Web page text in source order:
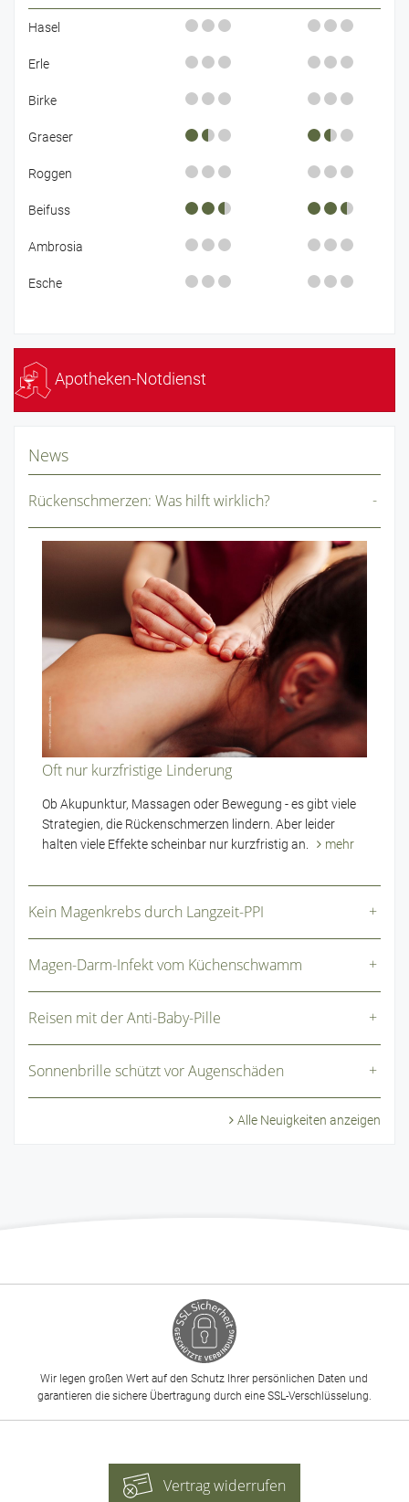
Hasel
Erle
Birke
Graeser
Roggen
Beifuss
Ambrosia
Esche
Apotheken-Notdienst
News
Rückenschmerzen: Was hilft wirklich?
Oft nur kurzfristige Linderung
Ob Akupunktur, Massagen oder Bewegung - es gibt viele
Strategien, die Rückenschmerzen lindern. Aber leider
halten viele Effekte scheinbar nur kurzfristig an.
mehr
Kein Magenkrebs durch Langzeit-PPI
Magen-Darm-Infekt vom Küchenschwamm
Reisen mit der Anti-Baby-Pille
Sonnenbrille schützt vor Augenschäden
Alle Neuigkeiten anzeigen
Wir legen großen Wert auf den Schutz Ihrer persönlichen Daten und
garantieren die sichere Übertragung durch eine SSL-Verschlüsselung.
Vertrag widerrufen